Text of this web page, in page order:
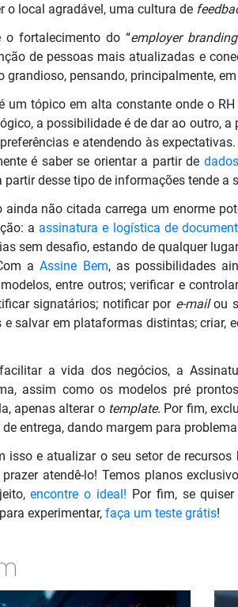
o local agradável, uma cultura de
o fortalecimento do “employer branding
de pessoas mais atualizadas e
pensando, principalmente,
um tópico em alta constante onde o
a possibilidade é de dar ao outro,
e atendendo às
é saber se orientar a partir de dados
desse tipo de informações tende a
ainda não citada carrega um enorme
a assinatura e logística de
sem desafio, estando de qualquer
aAssine Bem, as possibilidades
entre outros; verificar e
signatários; notificar por e-mailou
e salvar em plataformas distintas; criar,
a vida dos negócios, a
assim como os modelos pré
apenas alterar o template. Por fim,
entrega, dando margem para
isso e atualizar o seu setor de
atendê-lo! Temos planos
encontre o ideal! Por fim, se
experimentar, faça um teste grátis!